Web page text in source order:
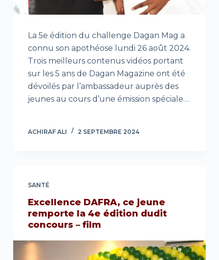
La 5e édition du challenge Dagan Mag a
connu son apothéose lundi 26 août 2024.
Trois meilleurs contenus vidéos portant
sur les 5 ans de Dagan Magazine ont été
dévoilés par l’ambassadeur auprès des
jeunes au cours d’une émission spéciale…
ACHIRAF ALI 2 SEPTEMBRE 2024
SANTÉ
Excellence DAFRA, ce jeune
remporte la 4e édition dudit
concours – film